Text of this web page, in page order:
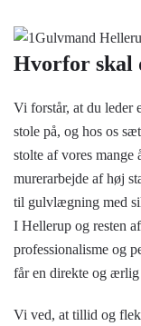
Hvorfor skal
Vi forstår, at du leder
stole på, og hos os
stolte af vores mange
murerarbejde af høj
til gulvlægning med
I Hellerup og resten
professionalisme og
får en direkte og
Vi ved, at tillid og